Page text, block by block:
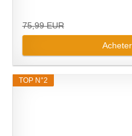
75,99 EUR
TOP N°2